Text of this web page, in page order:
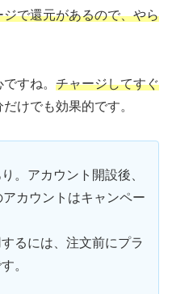
で還元があるので、やら
すね。 チャージしてすぐ
けでも効果的です。
。アカウント開設後、
カウントはキャンペー
るには、注文前にプラ
。